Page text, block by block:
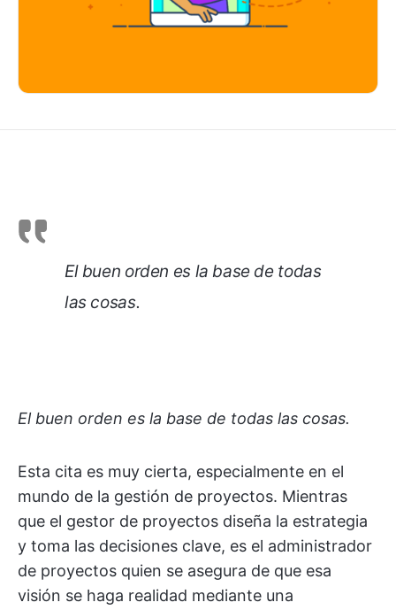
El buen orden es la base de todas
las cosas.
El buen orden es la base de todas las cosas.
Esta cita es muy cierta, especialmente en el
mundo de la gestión de proyectos. Mientras
que el gestor de proyectos diseña la estrategia
y toma las decisiones clave, es el administrador
de proyectos quien se asegura de que esa
visión se haga realidad mediante una